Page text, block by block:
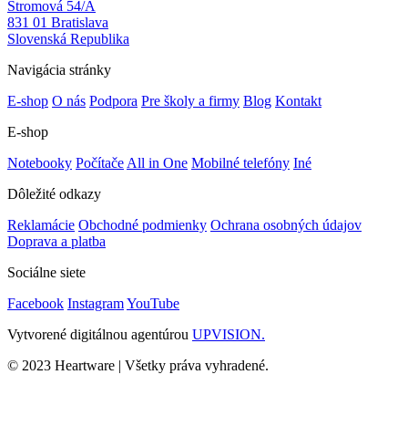
Stromová 54/A
831 01 Bratislava
Slovenská Republika
Navigácia stránky
E-shop O nás Podpora Pre školy a firmy Blog Kontakt
E-shop
Notebooky Počítače All in One Mobilné telefóny Iné
Dôležité odkazy
Reklamácie Obchodné podmienky Ochrana osobných údajov
Doprava a platba
Sociálne siete
Facebook InstagramYouTube
Vytvorené digitálnou agentúrou UPVISION.
© 2023 Heartware | Všetky práva vyhradené.